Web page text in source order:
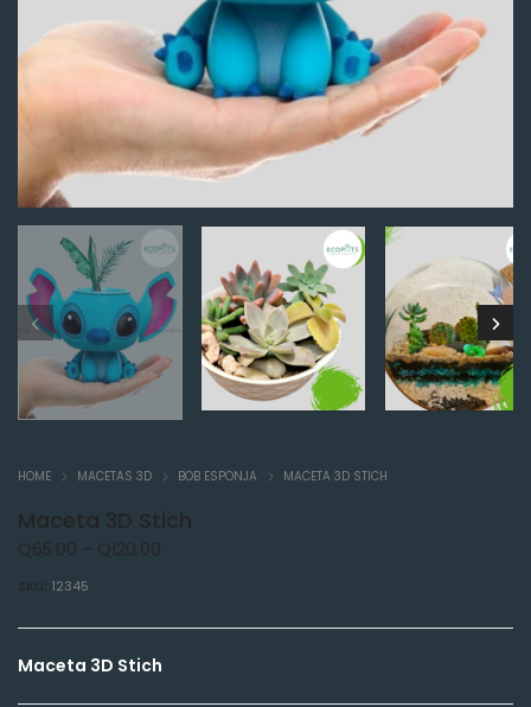
HOME MACETAS 3D BOB ESPONJA MACETA 3D STICH
Maceta 3D Stich
Q65.00 – Q120.00
SKU: 12345
Maceta 3D Stich